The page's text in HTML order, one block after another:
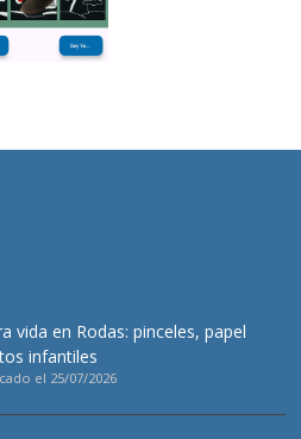
vida en Rodas: pinceles, papel
infantiles
el 25/07/2026